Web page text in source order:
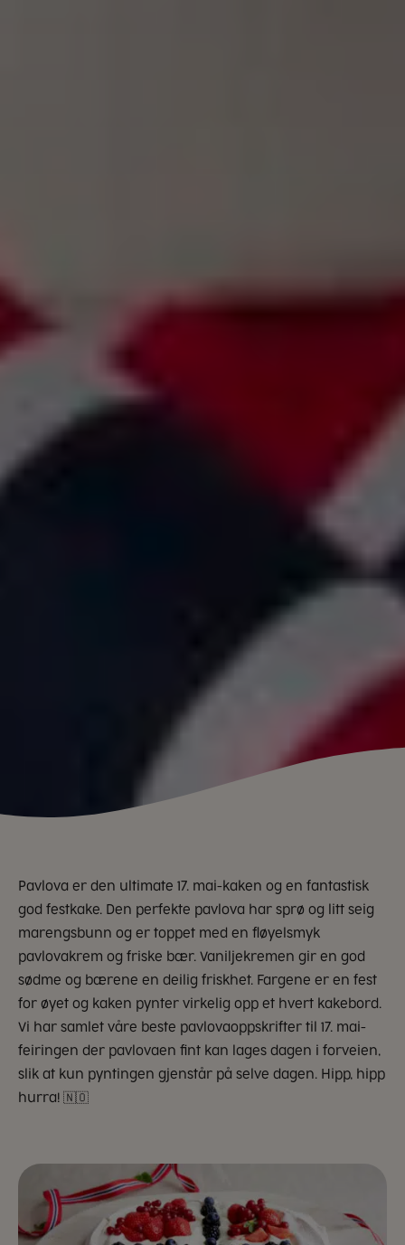
Pavlova er den ultimate 17. mai-kaken og en fantastisk
god festkake. Den perfekte pavlova har sprø og litt seig
marengsbunn og er toppet med en fløyelsmyk
pavlovakrem og friske bær. Vaniljekremen gir en god
sødme og bærene en deilig friskhet. Fargene er en fest
for øyet og kaken pynter virkelig opp et hvert kakebord.
Vi har samlet våre beste pavlovaoppskrifter til 17. mai-
feiringen der pavlovaen fint kan lages dagen i forveien,
slik at kun pyntingen gjenstår på selve dagen. Hipp, hipp
hurra! 🇳🇴